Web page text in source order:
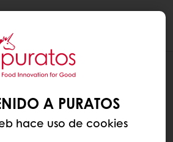
A PURATOS
hace uso de cookies